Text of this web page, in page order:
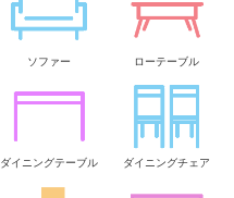
ソファー ローテーブル
ダイニングテーブル ダイニングチェア